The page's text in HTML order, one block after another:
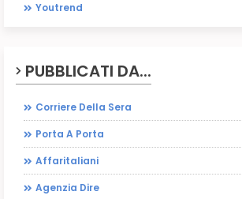
Youtrend
PUBBLICATI DA...
Corriere Della Sera
Porta A Porta
Affaritaliani
Agenzia Dire